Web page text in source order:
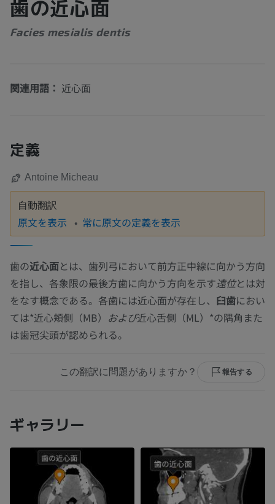
歯の近心面
Facies mesialis dentis
関連用語： 近心面
定義
Antoine Micheau
自動翻訳
原文を表示 常に原文の定義を表示
歯の近心面とは、歯列弓において前方正中線に向かう方向
を指し、各象限の最後方歯に向かう方向を示す遠位とは対
をなす概念である。各歯には近心面が存在し、 臼歯におい
ては*近心頬側（MB） および近心舌側（ML）*の隅角また
は歯冠尖頭が認められる。
この翻訳に問題がありますか？ 報告する
ギャラリー